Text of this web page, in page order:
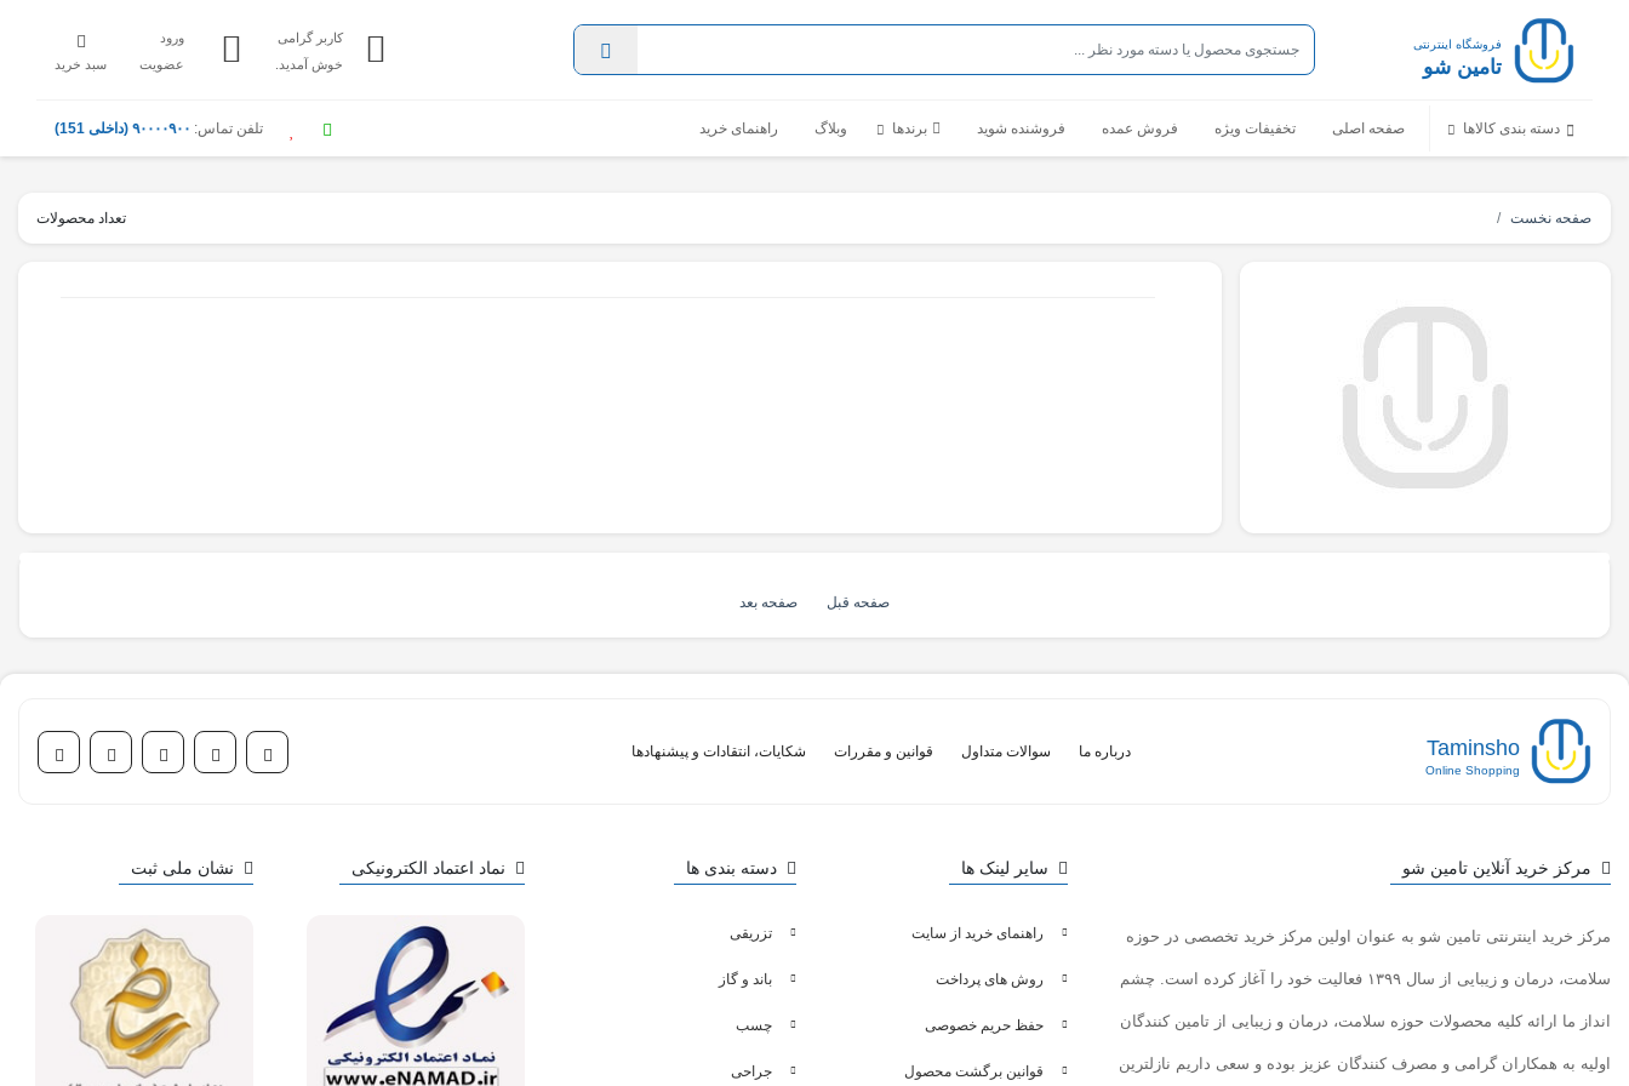
فروشگاه اینترنتی
تامین شو
کاربر گرامی
خوش آمدید.
ورود
عضویت
سبد خرید
دسته بندی کالاها صفحه اصلی تخفیفات ویژه فروش عمده فروشنده شوید برندها وبلاگ راهنمای خرید تلفن تماس: ۹۰۰۰۰۹۰۰ (داخلی 151)
صفحه نخست تعداد محصولات
صفحه قبل صفحه بعد
Taminsho
Online Shopping
درباره ما سوالات متداول قوانین و مقررات شکایات، انتقادات و پیشنهادها
مرکز خرید آنلاین تامین شو
مرکز خرید اینترنتی تامین شو به عنوان اولین مرکز خرید تخصصی در حوزه
سلامت، درمان و زیبایی از سال ۱۳۹۹ فعالیت خود را آغاز کرده است. چشم
انداز ما ارائه کلیه محصولات حوزه سلامت، درمان و زیبایی از تامین کنندگان
اولیه به همکاران گرامی و مصرف کنندگان عزیز بوده و سعی داریم نازلترین
سایر لینک ها
راهنمای خرید از سایت
روش های پرداخت
حفظ حریم خصوصی
قوانین برگشت محصول
دسته بندی ها
تزریقی
باند و گاز
چسب
جراحی
نماد اعتماد الکترونیکی نشان ملی ثبت